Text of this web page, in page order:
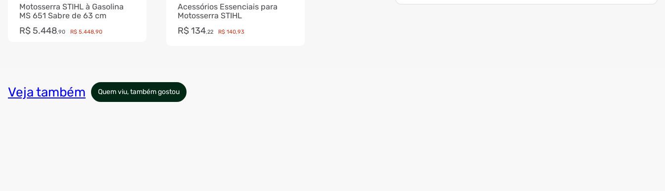
Motosserra STIHL à Gasolina
MS 651 Sabre de 63 cm
R$ 5.448,90 R$ 5.448,90
Acessórios Essenciais para
Motosserra STIHL
R$ 134,22 R$ 140,93
Veja também Quem viu, também gostou